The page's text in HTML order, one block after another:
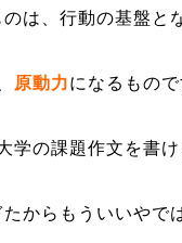
は、行動の基盤と
原動力になるもので
学の課題作文を書け
からもういいやで